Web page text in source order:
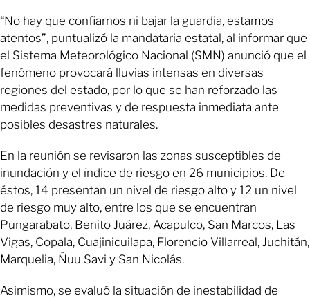
“No hay que confiarnos ni bajar la guardia, estamos
atentos”, puntualizó la mandataria estatal, al informar que
el Sistema Meteorológico Nacional (SMN) anunció que el
fenómeno provocará lluvias intensas en diversas
regiones del estado, por lo que se han reforzado las
medidas preventivas y de respuesta inmediata ante
posibles desastres naturales.
En la reunión se revisaron las zonas susceptibles de
inundación y el índice de riesgo en 26 municipios. De
éstos, 14 presentan un nivel de riesgo alto y 12 un nivel
de riesgo muy alto, entre los que se encuentran
Pungarabato, Benito Juárez, Acapulco, San Marcos, Las
Vigas, Copala, Cuajinicuilapa, Florencio Villarreal, Juchitán,
Marquelia, Ñuu Savi y San Nicolás.
Asimismo, se evaluó la situación de inestabilidad de